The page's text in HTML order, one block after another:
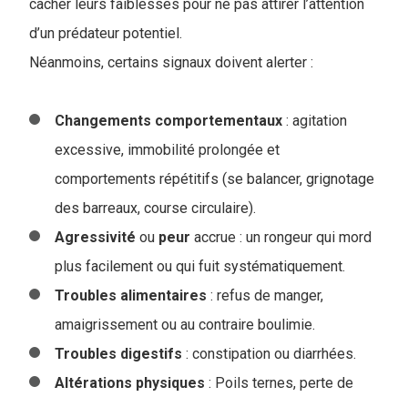
cacher leurs faiblesses pour ne pas attirer l’attention
d’un prédateur potentiel.
Néanmoins, certains signaux doivent alerter :
Changements comportementaux : agitation
excessive, immobilité prolongée et
comportements répétitifs (se balancer, grignotage
des barreaux, course circulaire).
Agressivité ou peur accrue : un rongeur qui mord
plus facilement ou qui fuit systématiquement.
Troubles alimentaires : refus de manger,
amaigrissement ou au contraire boulimie.
Troubles digestifs : constipation ou diarrhées.
Altérations physiques : Poils ternes, perte de